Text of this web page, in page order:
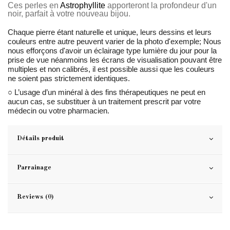
Ces perles en Astrophyllite apporteront la profondeur d'un
noir, parfait à votre nouveau bijou.
Chaque pierre étant naturelle et unique, leurs dessins et leurs
couleurs entre autre peuvent varier de la photo d'exemple; Nous
nous efforçons d'avoir un éclairage type lumière du jour pour la
prise de vue néanmoins les écrans de visualisation pouvant être
multiples et non calibrés, il est possible aussi que les couleurs
ne soient pas strictement identiques.
○ L’usage d’un minéral à des fins thérapeutiques ne peut en
aucun cas, se substituer à un traitement prescrit par votre
médecin ou votre pharmacien.
Détails produit
Parrainage
Reviews (0)